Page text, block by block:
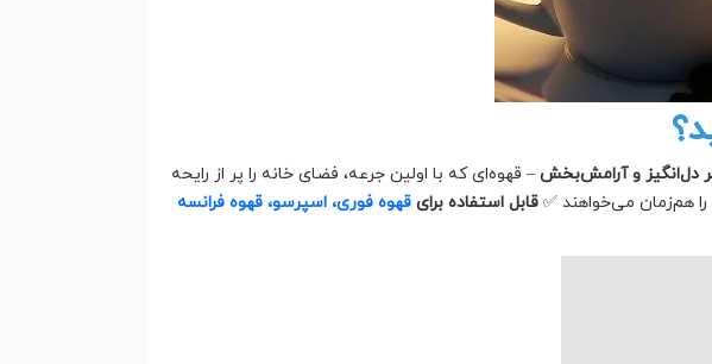
دل‌انگیز و آرامش‌بخش– قهوه‌ای که با اولین جرعه، فضای خانه را پر از رایحه
هم‌زمان می‌خواهند ✅ قابل استفاده برای قهوه فوری، اسپرسو، قهوه فرانسه